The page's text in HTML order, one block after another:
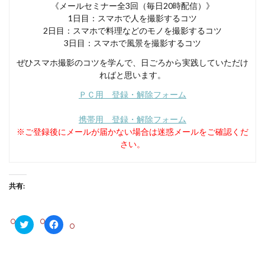
《メールセミナー全3回（毎日20時配信）》
1日目：スマホで人を撮影するコツ
2日目：スマホで料理などのモノを撮影するコツ
3日目：スマホで風景を撮影するコツ
ぜひスマホ撮影のコツを学んで、日ごろから実践していただけ
ればと思います。
ＰＣ用 登録・解除フォーム
携帯用 登録・解除フォーム
※ご登録後にメールが届かない場合は迷惑メールをご確認くだ
さい。
共有:
ク
リ
F
a